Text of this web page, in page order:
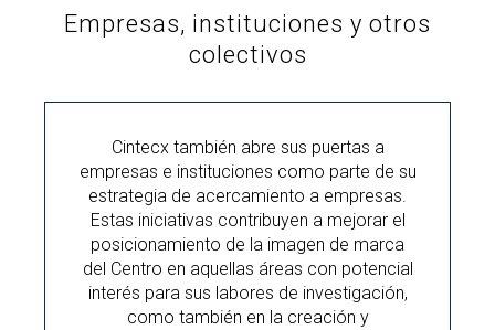
Empresas, instituciones y otros
colectivos
Cintecx también abre sus puertas a
empresas e instituciones como parte de su
estrategia de acercamiento a empresas.
Estas iniciativas contribuyen a mejorar el
posicionamiento de la imagen de marca
del Centro en aquellas áreas con potencial
interés para sus labores de investigación,
como también en la creación y